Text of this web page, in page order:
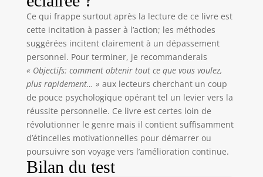
Ce qui frappe surtout après la lecture de ce livre est
cette incitation à passer à l’action; les méthodes
suggérées incitent clairement à un dépassement
personnel. Pour terminer, je recommanderais
« Objectifs: comment obtenir tout ce que vous voulez,
plus rapidement… » aux lecteurs cherchant un coup
de pouce psychologique opérant tel un levier vers la
réussite personnelle. Ce livre est certes loin de
révolutionner le genre mais il contient suffisamment
d’étincelles motivationnelles pour démarrer ou
poursuivre son voyage vers l’amélioration continue.
Bilan du test